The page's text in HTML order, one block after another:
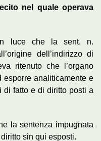
nel quale operava
luce che la sent. n.
dell’indirizzo di
ritenuto che l’organo
esporre analiticamente e
di fatto e di diritto posti a
la sentenza impugnata
sin qui esposti.